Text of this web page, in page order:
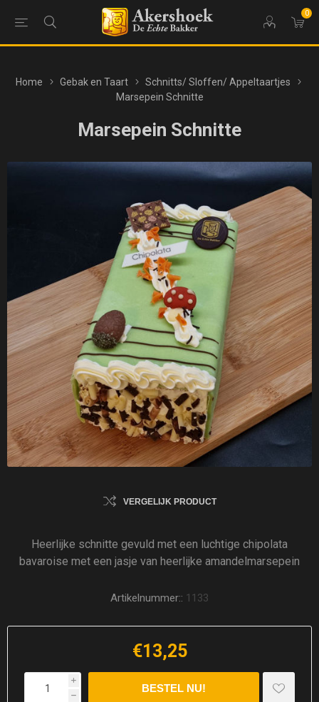
0
Home Gebak en Taart
Schnitts/ Sloffen/ Appeltaartjes
Marsepein Schnitte
Marsepein Schnitte
VERGELIJK PRODUCT
Heerlijke schnitte gevuld met een luchtige chipolata
bavaroise met een jasje van heerlijke amandelmarsepein
Artikelnummer:: 1133
€13,25
i
h